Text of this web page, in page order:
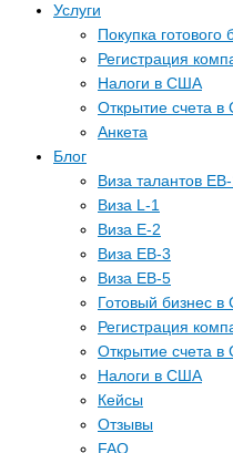
Услуги
Покупка
Регистрация
Налоги в США
Открытие счета
Анкета
Блог
Виза талантов EB-
Виза L-1
Виза E-2
Виза EB-3
Виза EB-5
Готовый бизнес
Регистрация
Открытие счета
Налоги в США
Кейсы
Отзывы
FAQ